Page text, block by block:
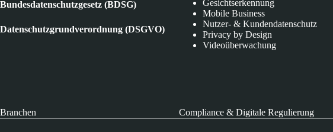
Bundesdatenschutzgesetz (BDSG)
Datenschutzgrundverordnung (DSGVO)
Gesichtserkennung
Mobile Business
Nutzer- & Kundendatenschutz
Privacy by Design
Videoüberwachung
Branchen Compliance & Digitale Regulierung